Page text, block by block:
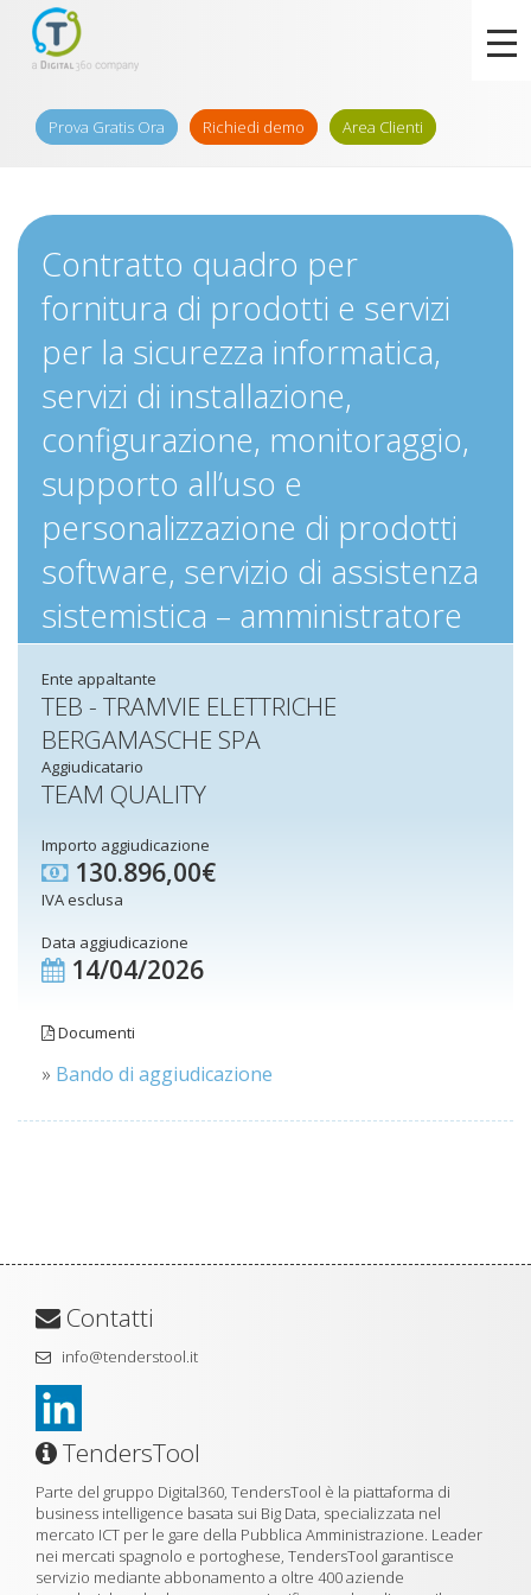
Prova Gratis Ora Richiedi demo Area Clienti
Contratto quadro per
fornitura di prodotti e servizi
per la sicurezza informatica,
servizi di installazione,
configurazione, monitoraggio,
supporto all’uso e
personalizzazione di prodotti
software, servizio di assistenza
sistemistica – amministratore
Ente appaltante
TEB - TRAMVIE ELETTRICHE
BERGAMASCHE SPA
Aggiudicatario
TEAM QUALITY
Importo aggiudicazione
130.896,00€
IVA esclusa
Data aggiudicazione
14/04/2026
Documenti
» Bando di aggiudicazione
Contatti
info@tenderstool.it
TendersTool
Parte del gruppo Digital360, TendersTool è la piattaforma di
business intelligence basata sui Big Data, specializzata nel
mercato ICT per le gare della Pubblica Amministrazione. Leader
nei mercati spagnolo e portoghese, TendersTool garantisce
servizio mediante abbonamento a oltre 400 aziende